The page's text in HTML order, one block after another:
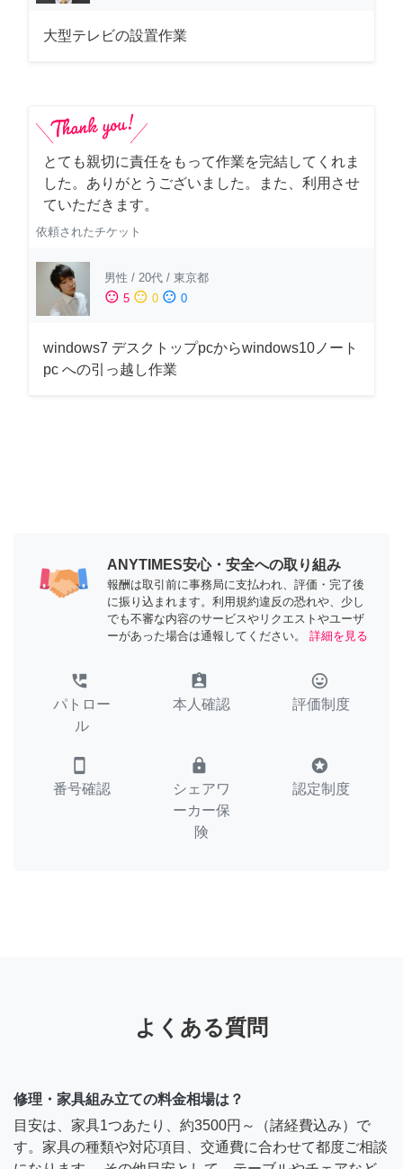
大型テレビの設置作業
とても親切に責任をもって作業を完結してくれま
した。ありがとうございました。また、利用させ
ていただきます。
依頼されたチケット
男性 / 20代 / 東京都
sentiment_satisfied 5 sentiment_neutral 0 sentiment_dissatisfied 0
windows7 デスクトップpcからwindows10ノート
pc への引っ越し作業
ANYTIMES安心・安全への取り組み
報酬は取引前に事務局に支払われ、評価・完了後
に振り込まれます。利用規約違反の恐れや、少し
でも不審な内容のサービスやリクエストやユーザ
ーがあった場合は通報してください。
詳細を見る
perm_phone_msg
パトロー
ル
assignment_ind
本人確認
tag_faces
評価制度
smartphone
番号確認
lock
シェアワ
ーカー保
険
stars
認定制度
よくある質問
修理・家具組み立ての料金相場は？
目安は、家具1つあたり、約3500円～（諸経費込み）で
す。家具の種類や対応項目、交通費に合わせて都度ご相談